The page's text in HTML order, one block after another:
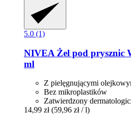
5.0 (1)
NIVEA Żel pod prysznic
ml
Z pielęgnującymi
Bez mikroplastików
Zatwierdzony
14,99 zł (59,96 zł / l)